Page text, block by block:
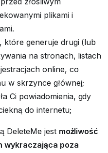
plikami i
które generuje drugi (lub
na stronach, listach
online, co
w skrzynce głównej;
Ci powiadomienia, gdy
do internetu;
DeleteMe jest możliwość
wykraczająca poza